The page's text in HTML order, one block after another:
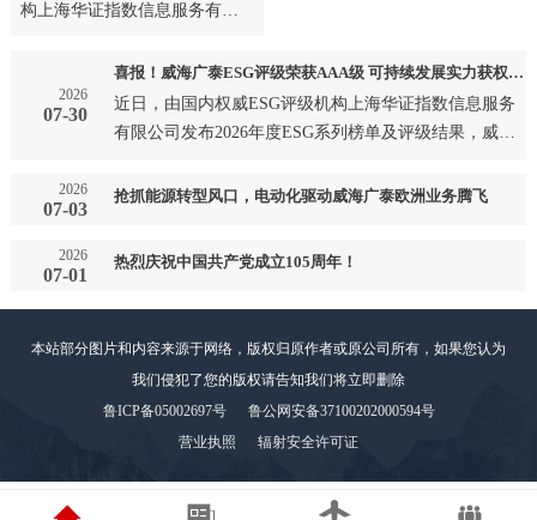
构上海华证指数信息服务有限
单及评级结果，威海广泰成
功…
2026
07-30
喜报！威海广泰ESG评级荣获AAA级 可持续发展实力获权威认可
近日，由国内权威ESG评级机构上海华证指数信息服务
有限公司发布2026年度ESG系列榜单及评级结果，威海
2026
07-03
抢抓能源转型风口，电动化驱动威海广泰欧洲业务腾飞
2026
07-01
热烈庆祝中国共产党成立105周年！
本站部分图片和内容来源于网络，版权归原作者或原公司所有，如果您认为
我们侵犯了您的版权请告知我们将立即删除
鲁ICP备05002697号
鲁公网安备37100202000594号
营业执照
辐射安全许可证